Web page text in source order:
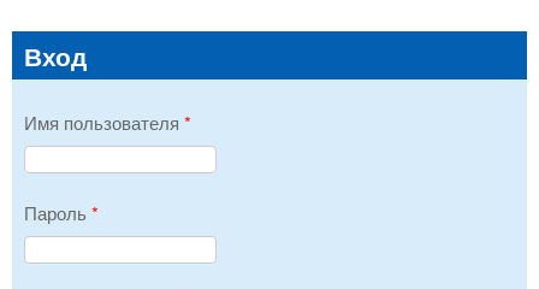
Вход
Имя пользователя *
Пароль *